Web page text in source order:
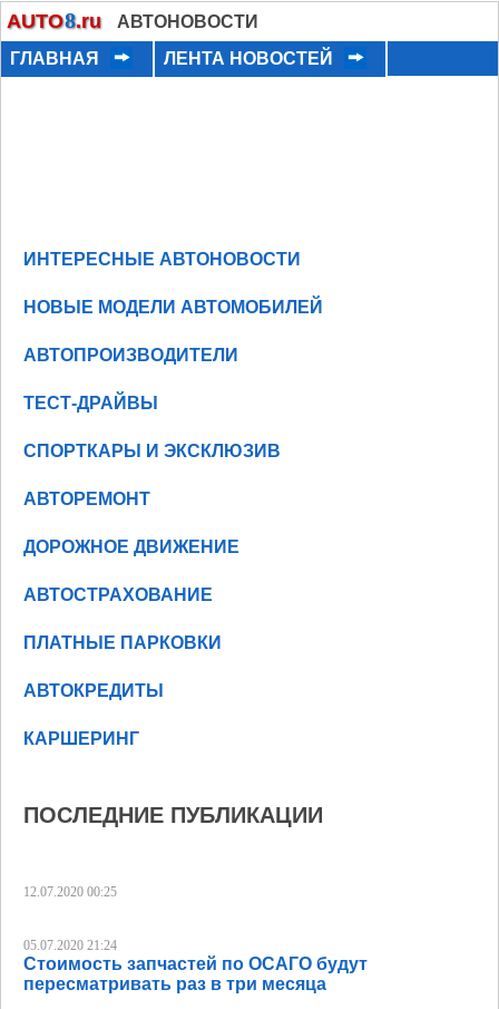
AUTO8.ru
АВТОНОВОСТИ
ГЛАВНАЯ
ЛЕНТА НОВОСТЕЙ
ИНТЕРЕСНЫЕ АВТОНОВОСТИ
НОВЫЕ МОДЕЛИ АВТОМОБИЛЕЙ
АВТОПРОИЗВОДИТЕЛИ
ТЕСТ-ДРАЙВЫ
СПОРТКАРЫ И ЭКСКЛЮЗИВ
АВТОРЕМОНТ
ДОРОЖНОЕ ДВИЖЕНИЕ
АВТОСТРАХОВАНИЕ
ПЛАТНЫЕ ПАРКОВКИ
АВТОКРЕДИТЫ
КАРШЕРИНГ
ПОСЛЕДНИЕ ПУБЛИКАЦИИ
12.07.2020 00:25
05.07.2020 21:24
Стоимость запчастей по ОСАГО будут
пересматривать раз в три месяца